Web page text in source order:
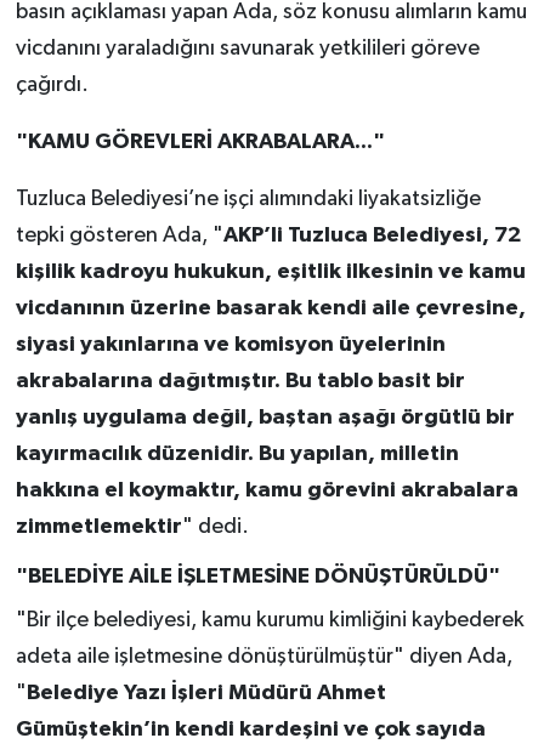
basın açıklaması yapan Ada, söz konusu alımların kamu
vicdanını yaraladığını savunarak yetkilileri göreve
çağırdı.
"KAMU GÖREVLERİ AKRABALARA..."
Tuzluca Belediyesi’ne işçi alımındaki liyakatsizliğe
tepki gösteren Ada, "AKP’li Tuzluca Belediyesi, 72
kişilik kadroyu hukukun, eşitlik ilkesinin ve kamu
vicdanının üzerine basarak kendi aile çevresine,
siyasi yakınlarına ve komisyon üyelerinin
akrabalarına dağıtmıştır. Bu tablo basit bir
yanlış uygulama değil, baştan aşağı örgütlü bir
kayırmacılık düzenidir. Bu yapılan, milletin
hakkına el koymaktır, kamu görevini akrabalara
zimmetlemektir" dedi.
"BELEDİYE AİLE İŞLETMESİNE DÖNÜŞTÜRÜLDÜ"
"Bir ilçe belediyesi, kamu kurumu kimliğini kaybederek
adeta aile işletmesine dönüştürülmüştür" diyen Ada,
" Belediye Yazı İşleri Müdürü Ahmet
Gümüştekin’in kendi kardeşini ve çok sayıda